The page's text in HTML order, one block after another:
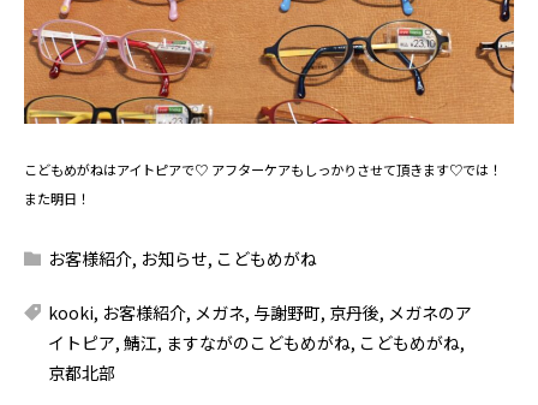
こどもめがねはアイトピアで♡ アフターケアもしっかりさせて頂きます♡では！
また明日！
お客様紹介, お知らせ, こどもめがね
kooki, お客様紹介, メガネ, 与謝野町, 京丹後, メガネのア
イトピア, 鯖江, ますながのこどもめがね, こどもめがね,
京都北部